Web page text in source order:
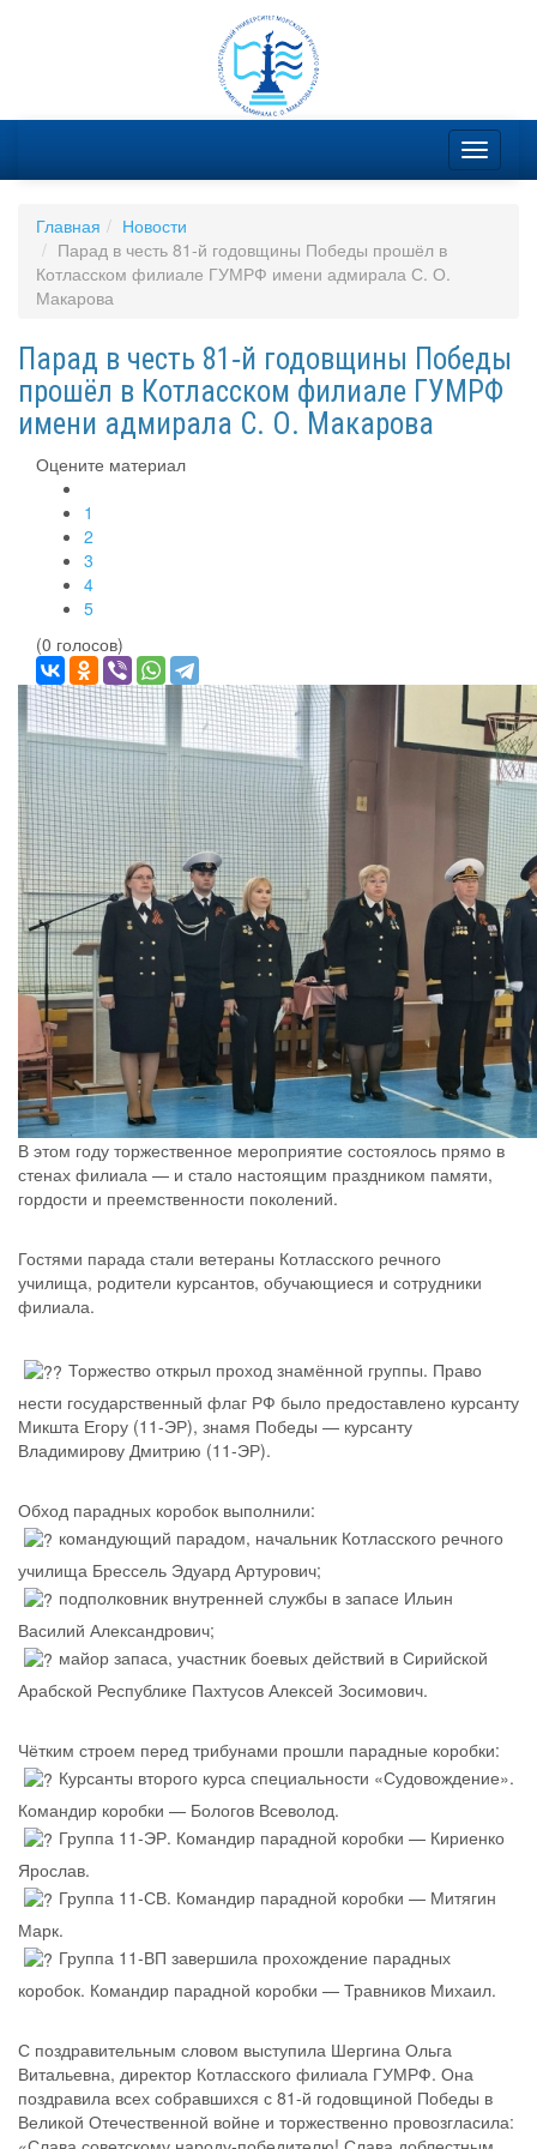
Главная
Новости
Парад в честь 81‑й годовщины Победы прошёл в
Котласском филиале ГУМРФ имени адмирала С. О.
Макарова
Парад в честь 81‑й годовщины Победы
прошёл в Котласском филиале ГУМРФ
имени адмирала С. О. Макарова
Оцените материал
1
2
3
4
5
(0 голосов)
В этом году торжественное мероприятие состоялось прямо в
стенах филиала — и стало настоящим праздником памяти,
гордости и преемственности поколений.
Гостями парада стали ветераны Котласского речного
училища, родители курсантов, обучающиеся и сотрудники
филиала.
Торжество открыл проход знамённой группы. Право
нести государственный флаг РФ было предоставлено курсанту
Микшта Егору (11-ЭР), знамя Победы — курсанту
Владимирову Дмитрию (11‑ЭР).
Обход парадных коробок выполнили:
командующий парадом, начальник Котласского речного
училища Брессель Эдуард Артурович;
подполковник внутренней службы в запасе Ильин
Василий Александрович;
майор запаса, участник боевых действий в Сирийской
Арабской Республике Пахтусов Алексей Зосимович.
Чётким строем перед трибунами прошли парадные коробки:
Курсанты второго курса специальности «Судовождение».
Командир коробки — Бологов Всеволод.
Группа 11‑ЭР. Командир парадной коробки — Кириенко
Ярослав.
Группа 11‑СВ. Командир парадной коробки — Митягин
Марк.
Группа 11‑ВП завершила прохождение парадных
коробок. Командир парадной коробки — Травников Михаил.
С поздравительным словом выступила Шергина Ольга
Витальевна, директор Котласского филиала ГУМРФ. Она
поздравила всех собравшихся с 81‑й годовщиной Победы в
Великой Отечественной войне и торжественно провозгласила: